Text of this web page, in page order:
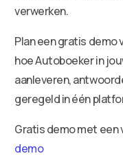
verwerken.
Plan een gratis demo
hoe Autoboeker in
aanleveren,
geregeld in één
Gratis demo met een
demo